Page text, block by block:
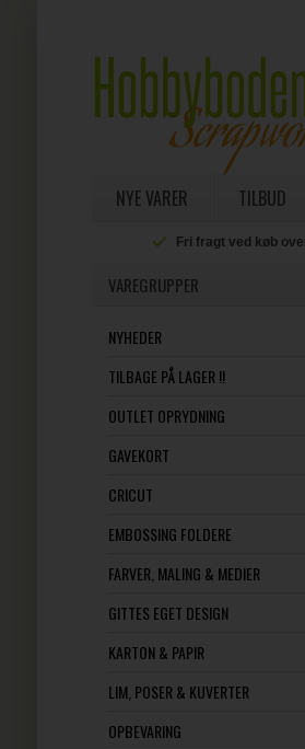
NYE VARER TILBUD
Fri fragt ved køb
VAREGRUPPER
NYHEDER
TILBAGE PÅ LAGER !!
OUTLET OPRYDNING
GAVEKORT
CRICUT
EMBOSSING FOLDERE
FARVER, MALING & MEDIER
GITTES EGET DESIGN
KARTON & PAPIR
LIM, POSER & KUVERTER
OPBEVARING